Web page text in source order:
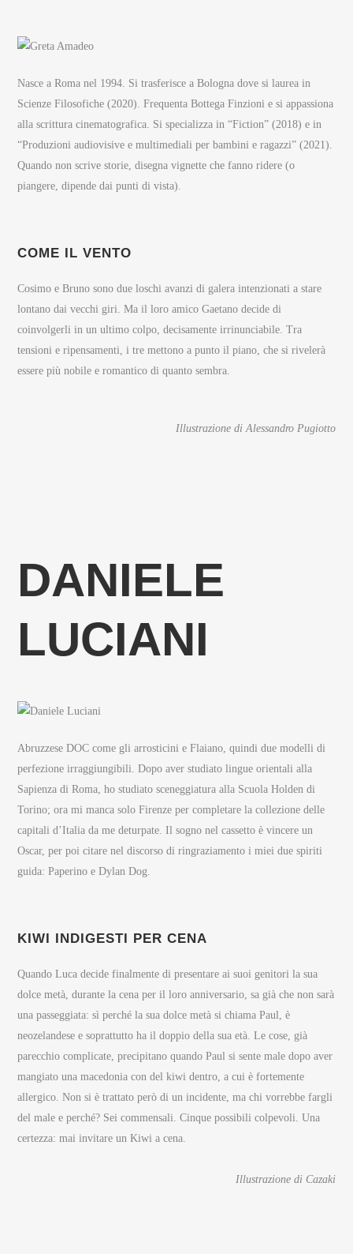
Nasce a Roma nel 1994. Si trasferisce a Bologna dove si laurea in
Scienze Filosofiche (2020). Frequenta Bottega Finzioni e si appassiona
alla scrittura cinematografica. Si specializza in “Fiction” (2018) e in
“Produzioni audiovisive e multimediali per bambini e ragazzi” (2021).
Quando non scrive storie, disegna vignette che fanno ridere (o
piangere, dipende dai punti di vista).
COME IL VENTO
Cosimo e Bruno sono due loschi avanzi di galera intenzionati a stare
lontano dai vecchi giri. Ma il loro amico Gaetano decide di
coinvolgerli in un ultimo colpo, decisamente irrinunciabile. Tra
tensioni e ripensamenti, i tre mettono a punto il piano, che si rivelerà
essere più nobile e romantico di quanto sembra.
Illustrazione di Alessandro Pugiotto
DANIELE
LUCIANI
Abruzzese DOC come gli arrosticini e Flaiano, quindi due modelli di
perfezione irraggiungibili. Dopo aver studiato lingue orientali alla
Sapienza di Roma, ho studiato sceneggiatura alla Scuola Holden di
Torino; ora mi manca solo Firenze per completare la collezione delle
capitali d’Italia da me deturpate. Il sogno nel cassetto è vincere un
Oscar, per poi citare nel discorso di ringraziamento i miei due spiriti
guida: Paperino e Dylan Dog.
KIWI INDIGESTI PER CENA
Quando Luca decide finalmente di presentare ai suoi genitori la sua
dolce metà, durante la cena per il loro anniversario, sa già che non sarà
una passeggiata: sì perché la sua dolce metà si chiama Paul, è
neozelandese e soprattutto ha il doppio della sua età. Le cose, già
parecchio complicate, precipitano quando Paul si sente male dopo aver
mangiato una macedonia con del kiwi dentro, a cui è fortemente
allergico. Non si è trattato però di un incidente, ma chi vorrebbe fargli
del male e perché? Sei commensali. Cinque possibili colpevoli. Una
certezza: mai invitare un Kiwi a cena.
Illustrazione di Cazaki